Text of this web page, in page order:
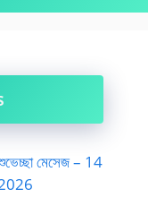
মেসেজ – 14
2026